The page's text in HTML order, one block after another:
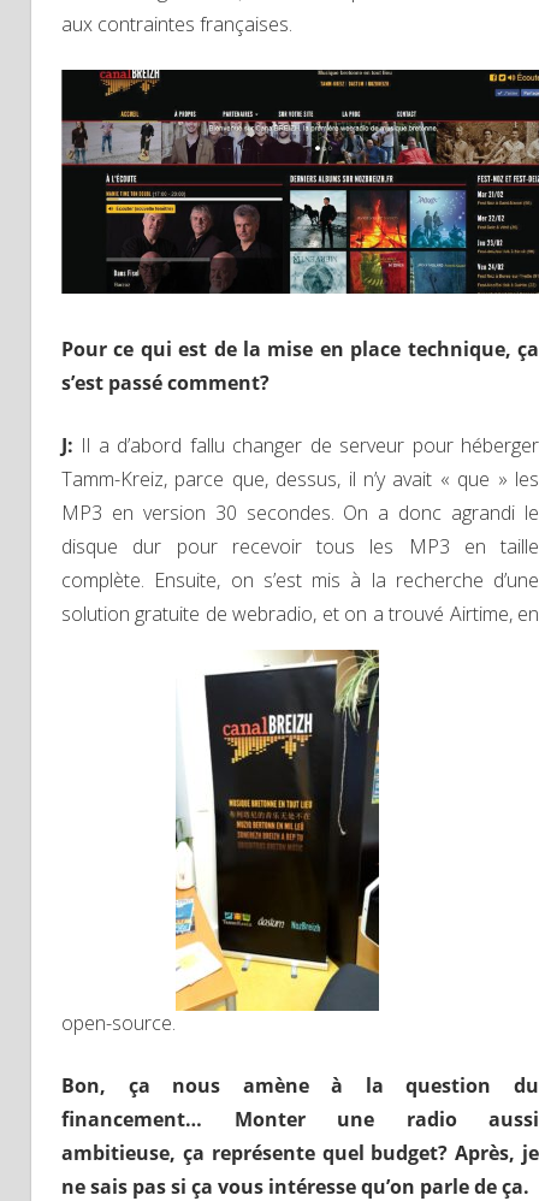
aux contraintes françaises.
Pour ce qui est de la mise en place technique, ça
s’est passé comment?
J: Il a d’abord fallu changer de serveur pour héberger
Tamm-Kreiz, parce que, dessus, il n’y avait « que » les
MP3 en version 30 secondes. On a donc agrandi le
disque dur pour recevoir tous les MP3 en taille
complète. Ensuite, on s’est mis à la recherche d’une
solution gratuite de webradio, et on a trouvé Airtime, en
open-source.
Bon, ça nous amène à la question du
financement… Monter une radio aussi
ambitieuse, ça représente quel budget?Après, je
ne sais pas si ça vous intéresse qu’on parlede ça.